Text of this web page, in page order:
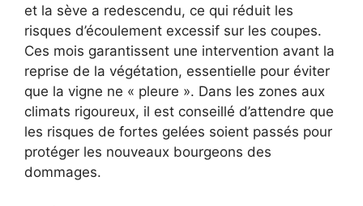
et la sève a redescendu, ce qui réduit les
risques d’écoulement excessif sur les coupes.
Ces mois garantissent une intervention avant la
reprise de la végétation, essentielle pour éviter
que la vigne ne « pleure ». Dans les zones aux
climats rigoureux, il est conseillé d’attendre que
les risques de fortes gelées soient passés pour
protéger les nouveaux bourgeons des
dommages.